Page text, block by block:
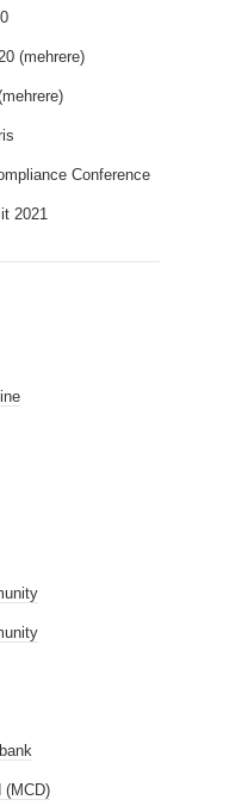
(mehrere)
Conference
2021
(MCD)